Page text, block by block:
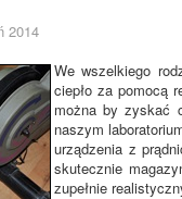
2014
We wszelkiego
ciepło za pomocą
można by zyskać
naszym
urządzenia z
skutecznie
zupełnie